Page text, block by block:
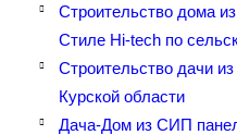
Строительство дома
Стиле Hi-tech по
Строительство дачи
Курской области
Дача-Дом из СИП